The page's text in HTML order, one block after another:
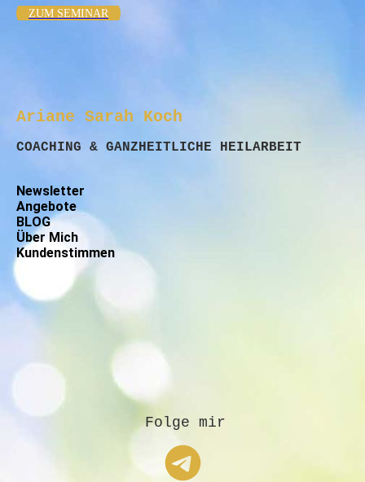
ZUM SEMINAR
Ariane Sarah Koch
COACHING & GANZHEITLICHE HEILARBEIT
Newsletter
Angebote
BLOG
Über Mich
Kundenstimmen
Folge mir